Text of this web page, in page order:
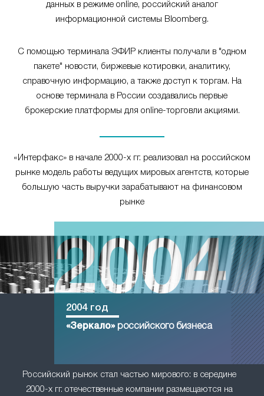
данных в режиме online, российский аналог
информационной системы Bloomberg.
С помощью терминала ЭФИР клиенты получали в "одном
пакете" новости, биржевые котировки, аналитику,
справочную информацию, а также доступ к торгам. На
основе терминала в России создавались первые
брокерские платформы для online-торговли акциями.
«Интерфакс» в начале 2000-х гг. реализовал на российском
рынке модель работы ведущих мировых агентств, которые
большую часть выручки зарабатывают на финансовом
рынке
Российский рынок стал частью мирового: в середине
2000-х гг. отечественные компании размещаются на
2004 год
«Зеркало»российского бизнеса